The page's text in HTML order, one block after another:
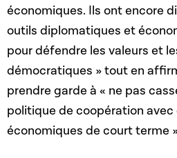
économiques. Ils ont encore
outils diplomatiques et
pour défendre les valeurs et
démocratiques » tout en
prendre garde à « ne pas
politique de coopération
économiques de court terme